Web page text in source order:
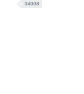
34008